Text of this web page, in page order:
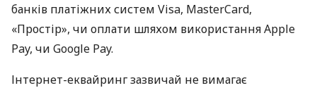
банків платіжних систем Visa, MasterCard,
«Простір», чи оплати шляхом використання Apple
Pay, чи Google Pay.
Інтернет-еквайринг зазвичай не вимагає